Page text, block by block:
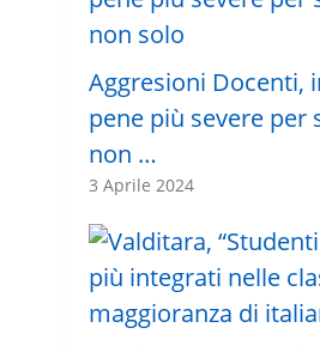
Aggresioni Docenti,
pene più severe per
non …
3 Aprile 2024